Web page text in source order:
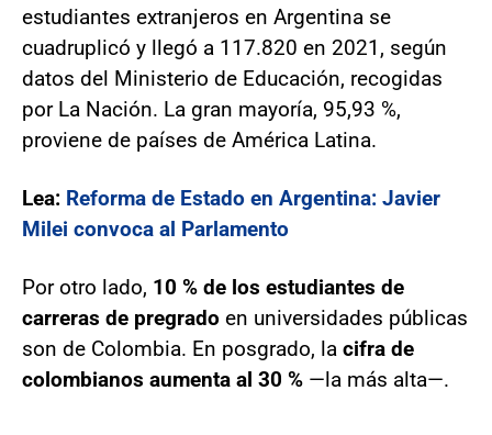
estudiantes extranjeros en Argentina se
cuadruplicó y llegó a 117.820 en 2021, según
datos del Ministerio de Educación, recogidas
por La Nación. La gran mayoría, 95,93 %,
proviene de países de América Latina.
Lea: Reforma de Estado en Argentina: Javier
Milei convoca al Parlamento
Por otro lado, 10 % de los estudiantes de
carreras de pregrado en universidades públicas
son de Colombia. En posgrado, la cifra de
colombianos aumenta al 30 % —la más alta—.